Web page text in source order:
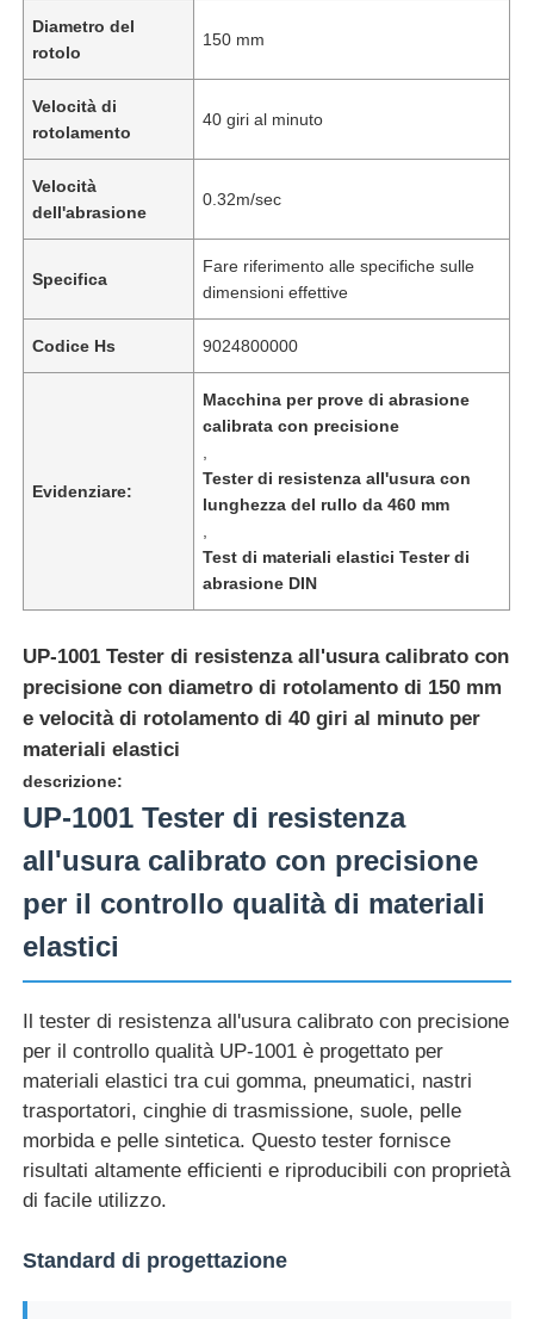
Chi siamo
Fatory Tour
Richiedere un preventivo
Attrezzatura di prova di laboratorio
Diametro del
rotolo
150 mm
Velocità di
rotolamento
40 giri al minuto
Velocità
dell'abrasione
0.32m/sec
Specifica
Fare riferimento alle specifiche sulle
dimensioni effettive
Codice Hs 9024800000
Evidenziare:
Macchina per prove di abrasione
calibrata con precisione
Tester di resistenza all'usura con
lunghezza del rullo da 460 mm
Test di materiali elastici Tester di
abrasione DIN
UP-1001 Tester di resistenza all'usura calibrato con
precisione con diametro di rotolamento di 150 mm
e velocità di rotolamento di 40 giri al minuto per
materiali elastici
descrizione:
UP-1001 Tester di resistenza
all'usura calibrato con precisione
per il controllo qualità di materiali
elastici
Il tester di resistenza all'usura calibrato con precisione
per il controllo qualità UP-1001 è progettato per
materiali elastici tra cui gomma, pneumatici, nastri
trasportatori, cinghie di trasmissione, suole, pelle
morbida e pelle sintetica. Questo tester fornisce
risultati altamente efficienti e riproducibili con proprietà
di facile utilizzo.
Standard di progettazione